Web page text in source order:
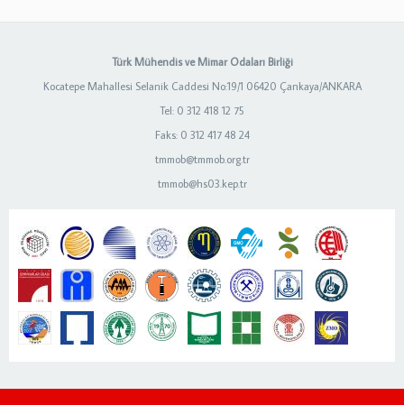
Türk Mühendis ve Mimar Odaları Birliği
Kocatepe Mahallesi Selanik Caddesi No:19/1 06420 Çankaya/ANKARA
Tel: 0 312 418 12 75
Faks: 0 312 417 48 24
tmmob@tmmob.org.tr
tmmob@hs03.kep.tr